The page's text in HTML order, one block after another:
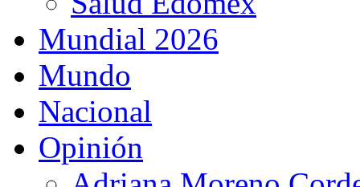
Mundial 2026
Mundo
Nacional
Opinión